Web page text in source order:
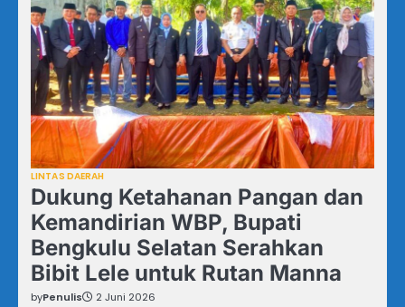
LINTAS DAERAH
Dukung Ketahanan Pangan dan
Kemandirian WBP, Bupati
Bengkulu Selatan Serahkan
Bibit Lele untuk Rutan Manna
byPenulis 2 Juni 2026